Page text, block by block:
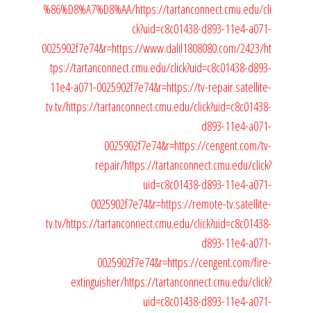
%86%D8%A7%D8%AA/https://tartanconnect.cmu.edu/cli
ck?uid=c8c01438-d893-11e4-a071-
0025902f7e74&r=https://www.dalil1808080.com/2423/ht
tps://tartanconnect.cmu.edu/click?uid=c8c01438-d893-
11e4-a071-0025902f7e74&r=https://tv-repair.satellite-
tv.tv/https://tartanconnect.cmu.edu/click?uid=c8c01438-
d893-11e4-a071-
0025902f7e74&r=https://cengent.com/tv-
repair/https://tartanconnect.cmu.edu/click?
uid=c8c01438-d893-11e4-a071-
0025902f7e74&r=https://remote-tv.satellite-
tv.tv/https://tartanconnect.cmu.edu/click?uid=c8c01438-
d893-11e4-a071-
0025902f7e74&r=https://cengent.com/fire-
extinguisher/https://tartanconnect.cmu.edu/click?
uid=c8c01438-d893-11e4-a071-